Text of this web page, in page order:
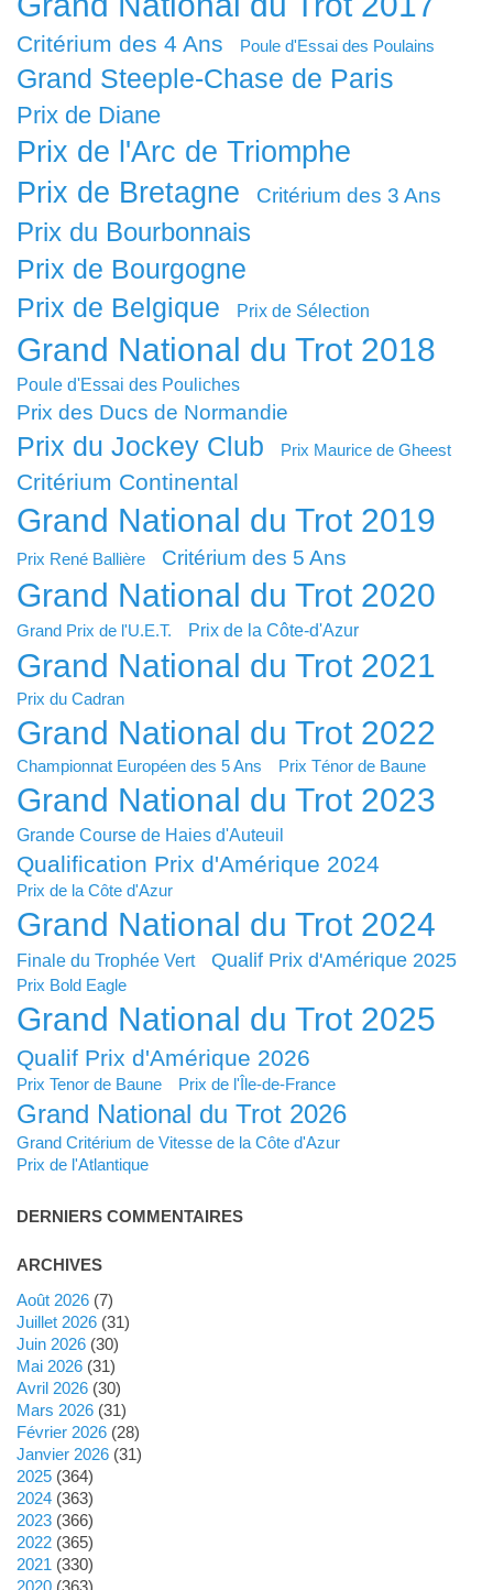
Critérium des 4 Ans Poule d'Essai des Poulains
Grand Steeple-Chase de Paris
Prix de Diane
Prix de l'Arc de Triomphe
Prix de Bretagne
Critérium des 3 Ans
Prix du Bourbonnais
Prix de Bourgogne
Prix de Belgique
Prix de Sélection
Grand National du Trot 2018
Poule d'Essai des Pouliches
Prix des Ducs de Normandie
Prix du Jockey Club Prix Maurice de Gheest
Critérium Continental
Grand National du Trot 2019
Prix René Ballière Critérium des 5 Ans
Grand National du Trot 2020
Grand Prix de l'U.E.T. Prix de la Côte-d'Azur
Grand National du Trot 2021
Prix du Cadran
Grand National du Trot 2022
Championnat Européen des 5 Ans Prix Ténor de Baune
Grand National du Trot 2023
Grande Course de Haies d'Auteuil
Qualification Prix d'Amérique 2024
Prix de la Côte d'Azur
Grand National du Trot 2024
Finale du Trophée Vert Qualif Prix d'Amérique 2025
Prix Bold Eagle
Grand National du Trot 2025
Qualif Prix d'Amérique 2026
Prix Tenor de Baune Prix de l'Île-de-France
Grand National du Trot 2026
Grand Critérium de Vitesse de la Côte d'Azur
Prix de l'Atlantique
DERNIERS COMMENTAIRES
ARCHIVES
août 2026(7)
juillet 2026(31)
juin 2026(30)
mai 2026(31)
avril 2026(30)
mars 2026(31)
février 2026(28)
janvier 2026(31)
2025(364)
2024(363)
2023(366)
2022(365)
2021 (330)